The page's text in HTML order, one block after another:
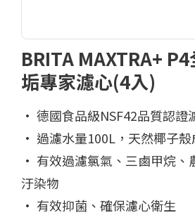
BRITA MAXTRA+
垢專家濾心(4入)
• 德國食品級NSF42品質認證
• 過濾水量100L，天然椰子
• 有效過濾氯氣、三鹵甲烷、
汙染物
• 有效抑菌、確保濾心衛生